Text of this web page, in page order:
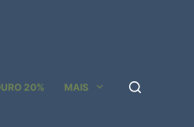
20% MAIS